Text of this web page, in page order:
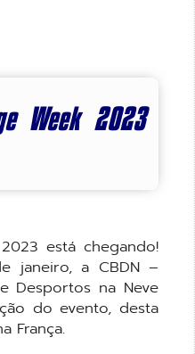
Week 2023
está chegando!
janeiro, a CBDN –
Desportos na Neve
do evento, desta
França.